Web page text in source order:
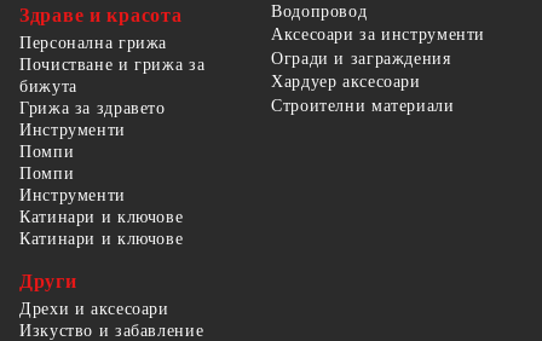
Здраве и красота
Персонална грижа
Почистване и грижа за
бижута
Грижа за здравето
Водопровод
Аксесоари за инструменти
Огради и заграждения
Хардуер аксесоари
Строителни материали
Инструменти
Помпи
Помпи
Инструменти
Катинари и ключове
Катинари и ключове
Други
Дрехи и аксесоари
Изкуство и забавление